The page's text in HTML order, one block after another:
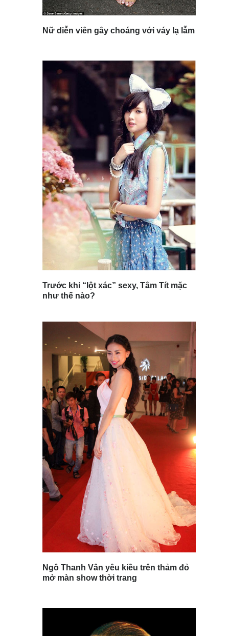
Nữ diễn viên gây choáng với váy lạ lẫm
Trước khi “lột xác” sexy, Tâm Tít mặc
như thế nào?
Ngô Thanh Vân yêu kiều trên thảm đỏ
mở màn show thời trang